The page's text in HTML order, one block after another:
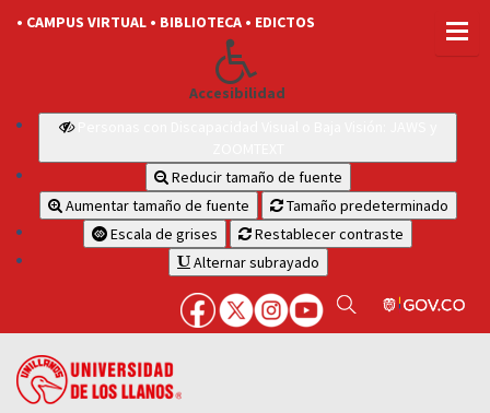
• CAMPUS VIRTUAL • BIBLIOTECA • EDICTOS
Accesibilidad
Reducir tamaño de fuente
Aumentar tamaño de fuente
Tamaño predeterminado
Escala de grises
Restablecer contraste
Alternar subrayado